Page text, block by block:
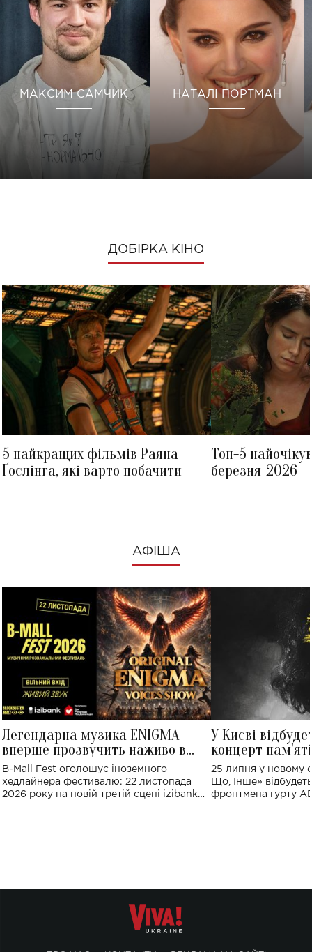
МАКСИМ САМЧИК НАТАЛІ ПОРТМАН
ДОБІРКА КІНО
5 найкращих фільмів Раяна
Ґослінга, які варто побачити
Топ-5
березня-2026
АФІША
Легендарна музика ENIGMA
вперше прозвучить наживо в
Україні: де відбудеться концерт
B-Mall Fest оголошує іноземного
хедлайнера фестивалю: 22 листопада
2026 року на новій третій сцені izibank
У Києві
концерт
Клименка:
виконають
25 липня у новому
Що, Інше»
фронтмена гурту